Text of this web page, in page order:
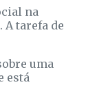
na
tarefa de
uma
está